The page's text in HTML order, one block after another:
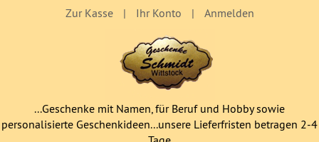
Zur Kasse Ihr Konto Anmelden
...Geschenke mit Namen, für Beruf und Hobby sowie
personalisierte Geschenkideen...unsere Lieferfristen betragen 2-4